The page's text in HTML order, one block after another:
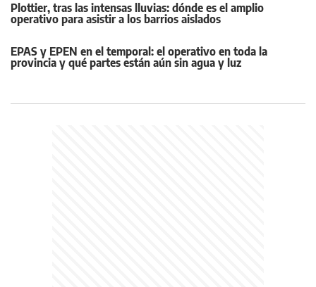
Plottier, tras las intensas lluvias: dónde es el amplio
operativo para asistir a los barrios aislados
EPAS y EPEN en el temporal: el operativo en toda la
provincia y qué partes están aún sin agua y luz